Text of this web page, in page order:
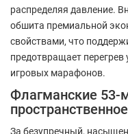
распределяя давление.
обшита премиальной
свойствами, что
предотвращает
игровых марафонов.
Флагманские
За безупречный,